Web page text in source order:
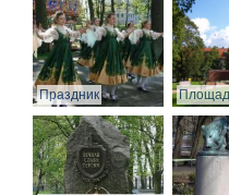
Праздник